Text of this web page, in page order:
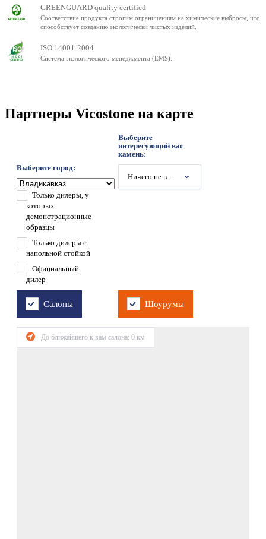
GREENGUARD quality certified
Соответствие продукта строгим ограничениям на химические выбросы, что
способствует созданию экологически чистых изделий.
ISO 14001:2004
Система экологического менеджмента (EMS).
Партнеры Vicostone на карте
Выберите город:
Выберите
интересующий вас
камень:
Ничего не выбрано
Только дилеры, у
которых
демонстрационные
образцы
Только дилеры с
напольной стойкой
Официальный
дилер
Салоны Шоурумы
До ближайшего к вам салона: 0 км